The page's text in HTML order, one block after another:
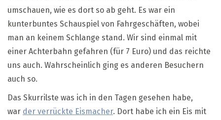
umschauen, wie es dort so ab geht. Es war ein
kunterbuntes Schauspiel von Fahrgeschäften, wobei
man an keinem Schlange stand. Wir sind einmal mit
einer Achterbahn gefahren (für 7 Euro) und das reichte
uns auch. Wahrscheinlich ging es anderen Besuchern
auch so.
Das Skurrilste was ich in den Tagen gesehen habe,
war der verrückte Eismacher. Dort habe ich ein Eis mit